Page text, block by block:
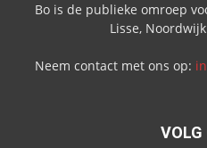
Bo is de publieke omroep
Lisse,
Neem contact met ons op:
VOLG